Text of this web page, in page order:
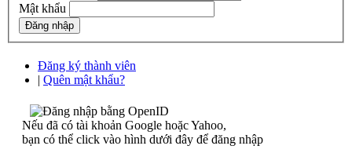
Mật khẩu
Đăng ký thành viên
| Quên mật khẩu?
Nếu đã có tài khoản Google hoặc Yahoo,
bạn có thể click vào hình dưới đây để đăng nhập